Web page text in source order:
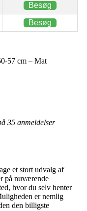
Besøg
Besøg
57 cm – Mat
35 anmeldelser
et stort udvalg af
på nuværende
hvor du selv henter
er nemlig
den billigste